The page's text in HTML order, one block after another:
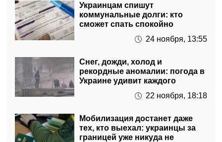
сможет спать спокойно
24 ноября, 13:55
Снег, дожди, холод и
Украине удивит каждого
22 ноября, 18:18
Мобилизация достанет даже
границей уже никуда не
денутся
22 ноября, 12:01